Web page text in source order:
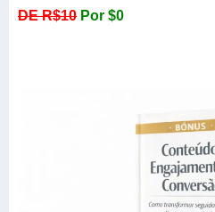
DE R$10 Por $0